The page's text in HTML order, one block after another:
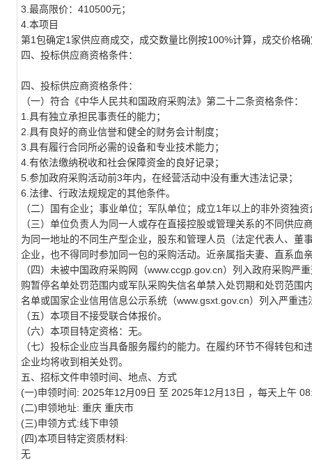
3. 最高限价： 410500元；
4. 本项目
第1包确定1 家供应商成交，成交数量比例按100%计算，成交价格
四、投标供应商资格条件：
四、投标供应商资格条件：
（一）符合《中华人民共和国政府采购法》第二十二条资格条件：
1.具有独立承担民事责任的能力；
2.具有良好的商业信誉和健全的财务会计制度；
3.具有履行合同所必需的设备和专业技术能力；
4.有依法缴纳税收和社会保障资金的良好记录；
5.参加政府采购活动前3年内，在经营活动中没有重大违法记录；
6.法律、行政法规规定的其他条件。
（二）国有企业；事业单位；军队单位；成立1年以上的非外资独
（三）单位负责人为同一人或存在直接控股或管理关系的不同供
为同一地址的不同生产型企业，股东和管理人员（法定代表人、
企业，也不得同时参加同一包的采购活动。近亲属指夫妻、直系血
（四）未被中国政府采购网（www.ccgp.gov.cn）列入政府采购
购暂停名单处罚范围内或军队采购失信名单禁入处罚期和处罚范围
名单或国家企业信用信息公示系统（www.gsxt.gov.cn）列入严重
（五）本项目不接受联合体报价。
（六）本项目特定资格：无。
（七）投标企业应当具备服务履约的能力。在履约环节不得转包
企业均将收到相关处罚。
五、招标文件申领时间、地点、方式
(一)申领时间: 2025年12月09日 至 2025年12月13日 ，每天上午
(二)申领地址: 重庆 重庆市
(三)申领方式:线下申领
(四)本项目特定资质材料:
无